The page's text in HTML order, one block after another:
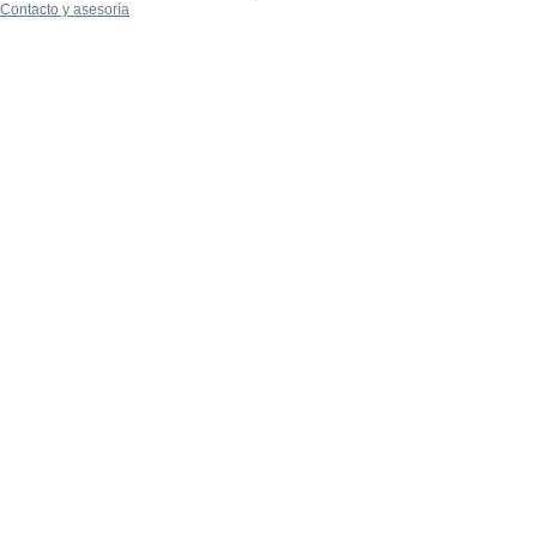
Contacto y asesoría